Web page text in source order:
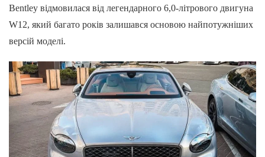
Bentley відмовилася від легендарного 6,0-літрового двигуна
W12, який багато років залишався основою найпотужніших
версій моделі.